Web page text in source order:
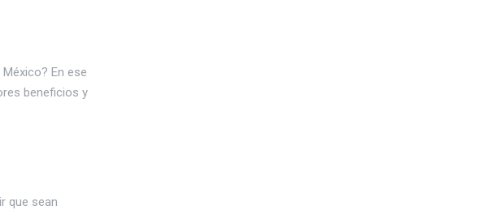
En ese
beneficios y
que sean